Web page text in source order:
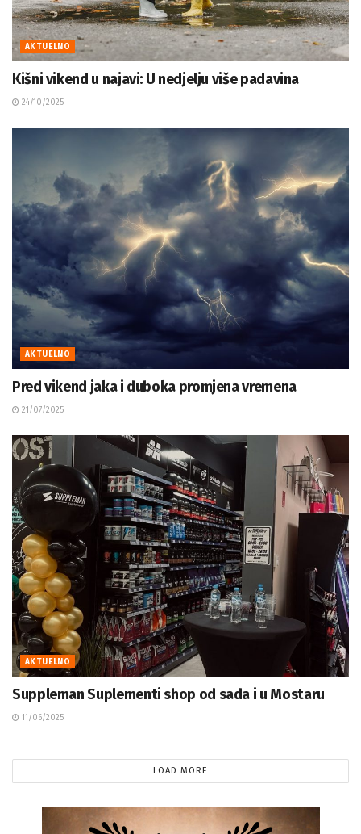
AKTUELNO
Kišni vikend u najavi: U nedjelju više padavina
24/10/2025
AKTUELNO
Pred vikend jaka i duboka promjena vremena
21/07/2025
AKTUELNO
Suppleman Suplementi shop od sada i u Mostaru
11/06/2025
LOAD MORE